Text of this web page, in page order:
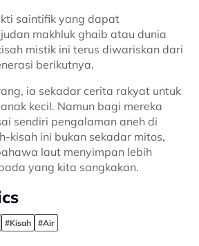
saintifik yang dapat
makhluk ghaib atau dunia
mistik ini terus diwariskan dari
berikutnya.
ia sekadar cerita rakyat untuk
kecil. Namun bagi mereka
sendiri pengalaman aneh di
kisah ini bukan sekadar mitos,
laut menyimpan lebih
yang kita sangkakan.
#Kisah #Air